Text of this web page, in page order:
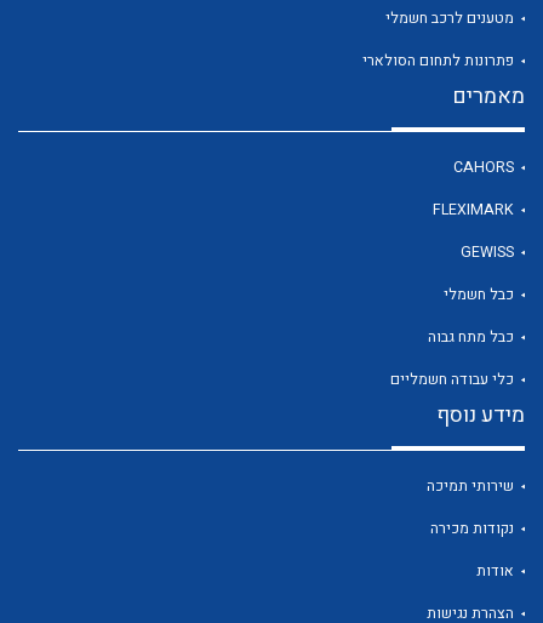
לכל מוצרי היצרן
מטענים לרכב חשמלי
פתרונות לתחום הסולארי
מאמרים
CAHORS
FLEXIMARK
GEWISS
כבל חשמלי
כבל מתח גבוה
כלי עבודה חשמליים
מידע נוסף
שירותי תמיכה
נקודות מכירה
אודות
הצהרת נגישות